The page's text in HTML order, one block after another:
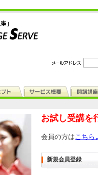
お試し受講を
会員の方はこちら
新規会員登録